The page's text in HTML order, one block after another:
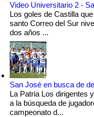
Video Universitario 2 -
Los goles de Castilla
santo Correo del Sur
dos años ...
San José en busca de
La Patria Los dirigentes
a la búsqueda de
campeonato d...